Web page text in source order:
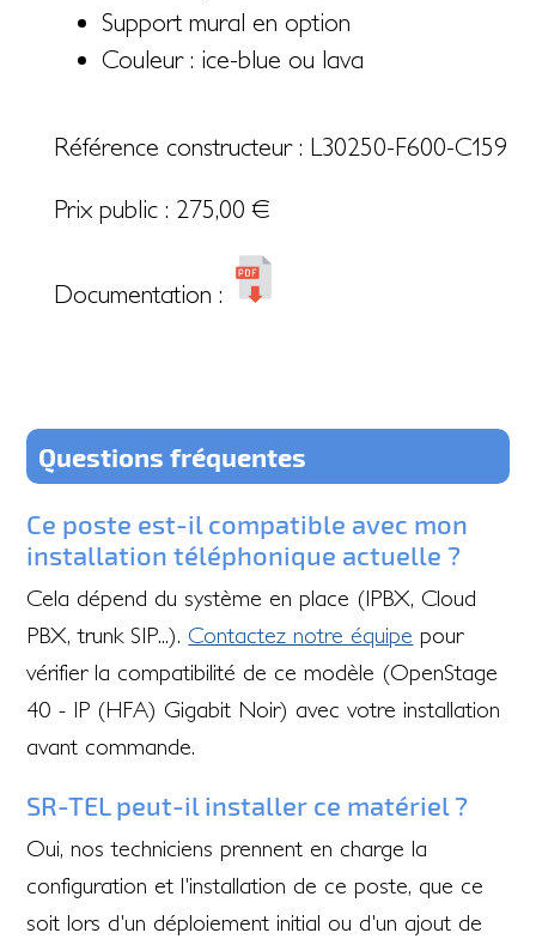
Support mural en option
Couleur : ice-blue ou lava
Référence constructeur : L30250-F600-C159
Prix public : 275,00 €
Documentation :
Questions fréquentes
Ce poste est-il compatible avec mon
installation téléphonique actuelle ?
Cela dépend du système en place (IPBX, Cloud
PBX, trunk SIP...). Contactez notre équipe pour
vérifier la compatibilité de ce modèle (OpenStage
40 - IP (HFA) Gigabit Noir) avec votre installation
avant commande.
SR-TEL peut-il installer ce matériel ?
Oui, nos techniciens prennent en charge la
configuration et l'installation de ce poste, que ce
soit lors d'un déploiement initial ou d'un ajout de